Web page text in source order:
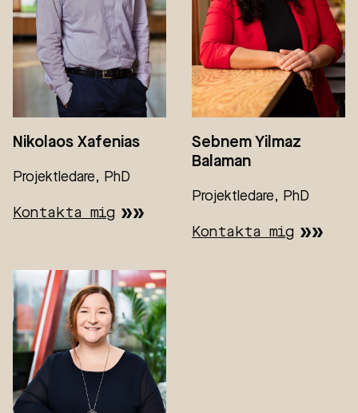
Nikolaos Xafenias
Projektledare, PhD
Kontakta mig
Sebnem Yilmaz
Balaman
Projektledare, PhD
Kontakta mig